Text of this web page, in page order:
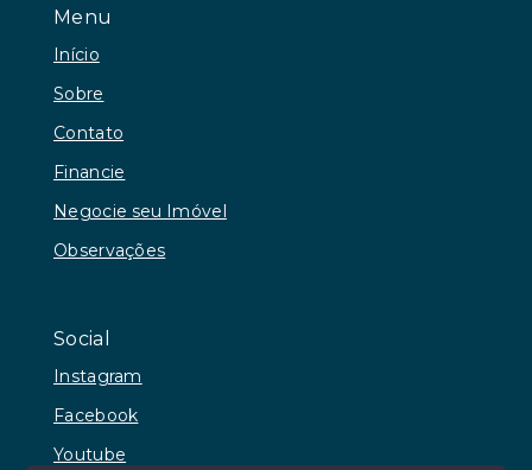
Menu
Início
Sobre
Contato
Financie
Negocie seu Imóvel
Observações
Social
Instagram
Facebook
Youtube